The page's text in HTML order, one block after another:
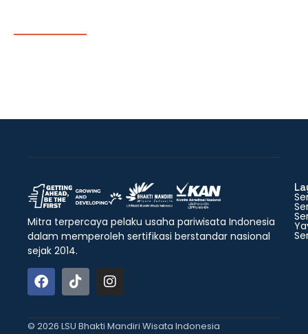
Mitra terpercaya pelaku usaha pariwisata Indonesia
dalam memperoleh sertifikasi berstandar nasional
sejak 2014.
© 2026 LSU Bhakti Mandiri Wisata Indonesia